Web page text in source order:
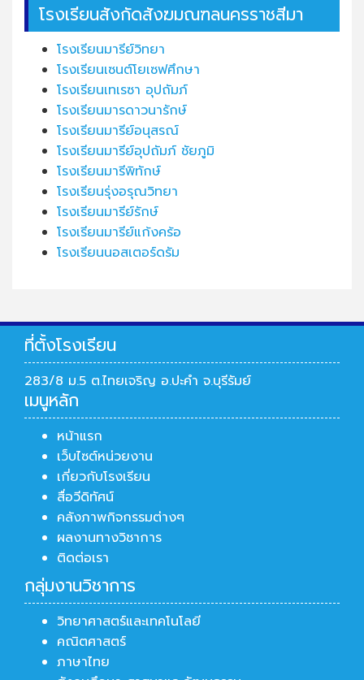
โรงเรียนสังกัดสังฆมณฑลนครราชสีมา
โรงเรียนมารีย์วิทยา
โรงเรียนเซนต์โยเซฟศึกษา
โรงเรียนเทเรซา อุปถัมภ์
โรงเรียนมารดาวนารักษ์
โรงเรียนมารีย์อนุสรณ์
โรงเรียนมารีย์อุปถัมภ์ ชัยภูมิ
โรงเรียนมารีพิทักษ์
โรงเรียนรุ่งอรุณวิทยา
โรงเรียนมารีย์รักษ์
โรงเรียนมารีย์แก้งคร้อ
โรงเรียนนอสเตอร์ดรัม
ที่ตั้งโรงเรียน
283/8 ม.5 ต.ไทยเจริญ อ.ปะคำ จ.บุรีรัมย์
เมนูหลัก
หน้าแรก
เว็บไซต์หน่วยงาน
เกี่ยวกับโรงเรียน
สื่อวีดิทัศน์
คลังภาพกิจกรรมต่างๆ
ผลงานทางวิชาการ
ติดต่อเรา
กลุ่มงานวิชาการ
วิทยาศาสตร์และเทคโนโลยี
คณิตศาสตร์
ภาษาไทย